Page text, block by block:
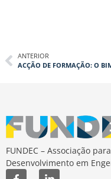
ANTERIOR
FUNDEC – Associação
Desenvolvimento em